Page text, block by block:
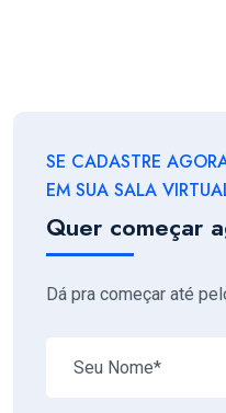
SE CADASTRE
EM SUA SALA
Quer começar
Dá pra começar até